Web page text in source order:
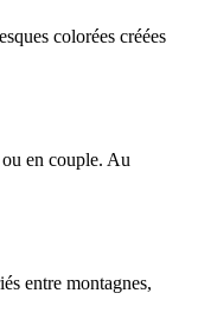
colorées créées
en couple. Au
entre montagnes,